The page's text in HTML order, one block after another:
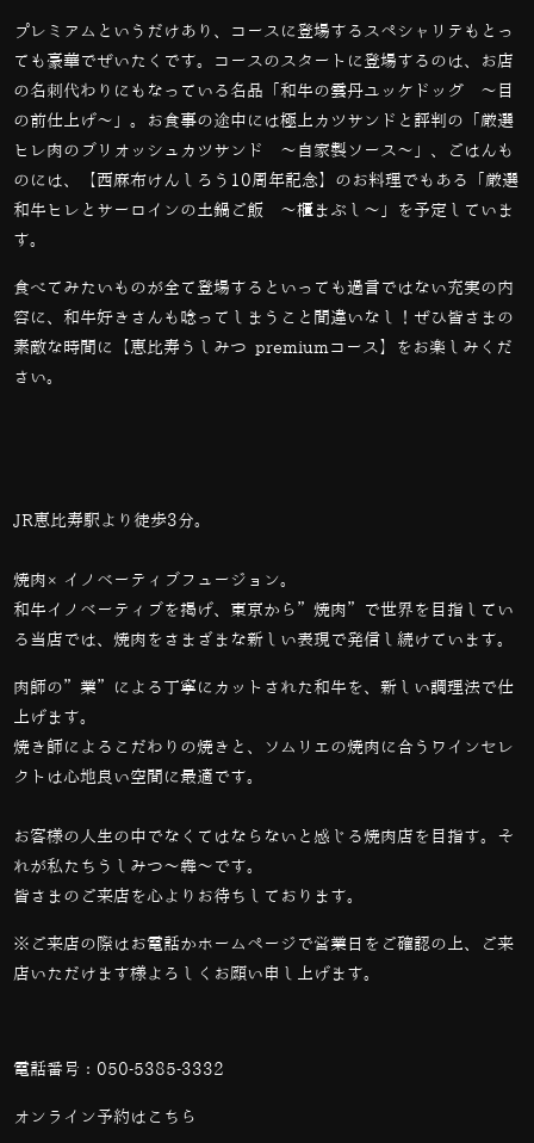
プレミアムというだけあり、コースに登場するスペシャリテもとっ
ても豪華でぜいたくです。コースのスタートに登場するのは、お店
の名刺代わりにもなっている名品「 和牛の雲丹ユッケドッグ ～目
の前仕上げ～」。お食事の途中には極上カツサンドと評判の「厳選
ヒレ肉のブリオッシュカツサンド 〜自家製ソース〜」、ごはんも
のには、【西麻布けんしろう10周年記念】のお料理でもある「厳選
和牛ヒレとサーロインの土鍋ご飯 〜櫃まぶし〜」を予定していま
す。
食べてみたいものが全て登場するといっても過言ではない充実の内
容に、和牛好きさんも唸ってしまうこと間違いなし！ぜひ皆さまの
素敵な時間に【恵比寿うしみつ premiumコース】をお楽しみくだ
さい。
JR恵比寿駅より徒歩3分。
焼肉×イノベーティブフュージョン。
和牛イノベーティブを掲げ、東京から”焼肉”で世界を目指してい
る当店では、焼肉をさまざまな新しい表現で発信し続けています。
肉師の”業”による丁寧にカットされた和牛を、新しい調理法で仕
上げます。
焼き師によるこだわりの焼きと、ソムリエの焼肉に合うワインセレ
クトは心地良い空間に最適です。
お客様の人生の中でなくてはならないと感じる焼肉店を目指す。そ
れが私たちうしみつ～犇～です。
皆さまのご来店を心よりお待ちしております。
※ご来店の際はお電話かホームページで営業日をご確認の上、ご来
店いただけます様よろしくお願い申し上げます。
電話番号： 050-5385-3332
オンライン予約は こちら